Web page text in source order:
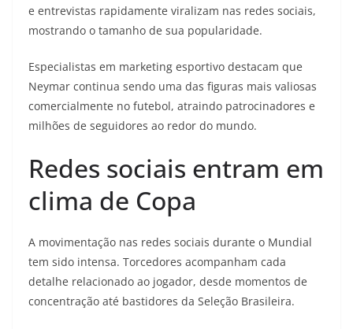
e entrevistas rapidamente viralizam nas redes sociais,
mostrando o tamanho de sua popularidade.
Especialistas em marketing esportivo destacam que
Neymar continua sendo uma das figuras mais valiosas
comercialmente no futebol, atraindo patrocinadores e
milhões de seguidores ao redor do mundo.
Redes sociais entram em
clima de Copa
A movimentação nas redes sociais durante o Mundial
tem sido intensa. Torcedores acompanham cada
detalhe relacionado ao jogador, desde momentos de
concentração até bastidores da Seleção Brasileira.